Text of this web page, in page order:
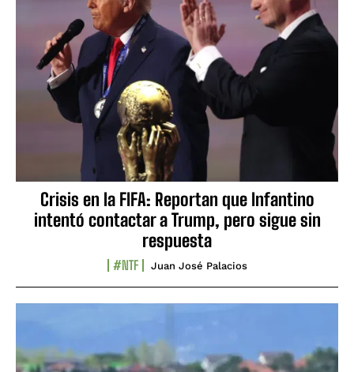
Crisis en la FIFA: Reportan que Infantino
intentó contactar a Trump, pero sigue sin
respuesta
#NTF Juan José Palacios